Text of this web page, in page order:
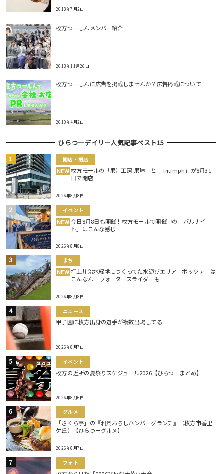
2013年7月2日
枚方つーしんメンバー紹介
2013年11月26日
枚方つーしんに広告を掲載しませんか？広告掲載について
2010年4月2日
ひらつーデイリー人気記事ベスト15
開店・閉店
NEW 枚方モールの「果汁工房 果琳」と「Triumph」が8月31
日で閉店
2026年8月8日
イベント
NEW 今日8月8日も開催！枚方モールで開催中の「バルナイ
ト」はこんな感じ
2026年8月8日
まち
NEW 打上川治水緑地につくってた水遊びエリア「ポッツァ」は
こんなん！ウォータースライダーも
2026年8月8日
ニュース
甲子園に枚方出身の選手が複数出場してる
2026年8月7日
イベント
枚方の近所の夏祭りスケジュール2026【ひらつーまとめ】
2026年8月6日
グルメ
「さくら亭」の『和風おろしハンバーグランチ』（枚方市香里
ケ丘）【ひらつーグルメ】
2026年8月7日
フォト